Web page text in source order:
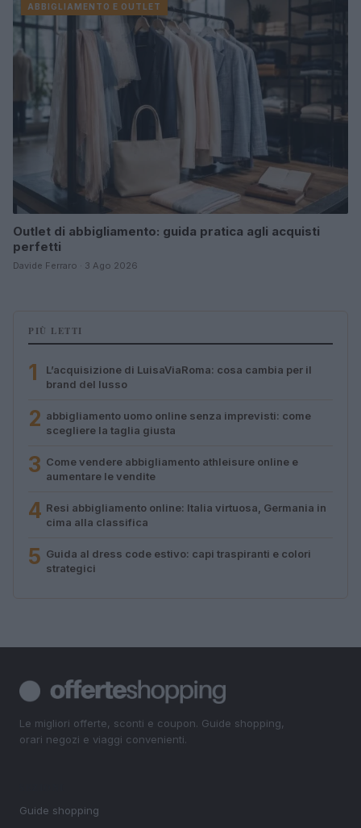
ABBIGLIAMENTO E OUTLET
Outlet di abbigliamento: guida pratica agli acquisti
perfetti
Davide Ferraro · 3 Ago 2026
PIÙ LETTI
1
L’acquisizione di LuisaViaRoma: cosa cambia per il
brand del lusso
2 abbigliamento uomo online senza imprevisti: come
scegliere la taglia giusta
3 Come vendere abbigliamento athleisure online e
aumentare le vendite
4 Resi abbigliamento online: Italia virtuosa, Germania in
cima alla classifica
5 Guida al dress code estivo: capi traspiranti e colori
strategici
Le migliori offerte, sconti e coupon. Guide shopping,
orari negozi e viaggi convenienti.
Guide shopping